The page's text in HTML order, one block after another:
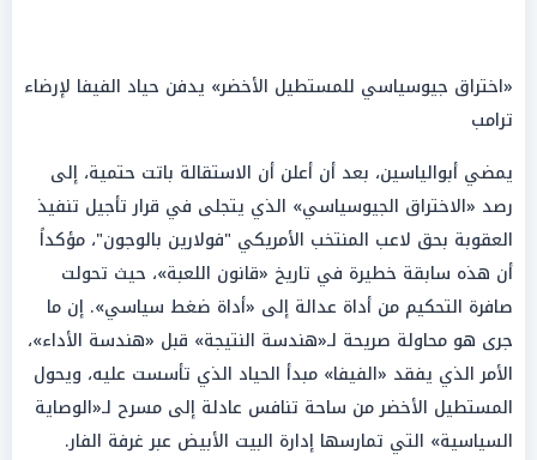
«اختراق جيوسياسي للمستطيل الأخضر» يدفن حياد الفيفا لإرضاء
ترامب
يمضي أبوالياسين، بعد أن أعلن أن الاستقالة باتت حتمية، إلى
رصد «الاختراق الجيوسياسي» الذي يتجلى في قرار تأجيل تنفيذ
العقوبة بحق لاعب المنتخب الأمريكي "فولارين بالوجون"، مؤكداً
أن هذه سابقة خطيرة في تاريخ «قانون اللعبة»، حيث تحولت
صافرة التحكيم من أداة عدالة إلى «أداة ضغط سياسي». إن ما
جرى هو محاولة صريحة لـ«هندسة النتيجة» قبل «هندسة الأداء»،
الأمر الذي يفقد «الفيفا» مبدأ الحياد الذي تأسست عليه، ويحول
المستطيل الأخضر من ساحة تنافس عادلة إلى مسرح لـ«الوصاية
السياسية» التي تمارسها إدارة البيت الأبيض عبر غرفة الفار.